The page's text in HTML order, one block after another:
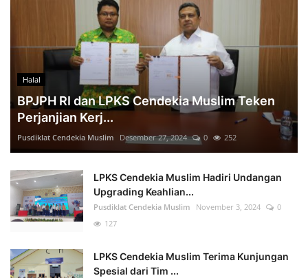
Halal
BPJPH RI dan LPKS Cendekia Muslim Teken
Perjanjian Kerj...
Pusdiklat Cendekia Muslim Desember 27, 2024 0 252
LPKS Cendekia Muslim Hadiri Undangan
Upgrading Keahlian...
Pusdiklat Cendekia Muslim November 3, 2024
0
127
LPKS Cendekia Muslim Terima Kunjungan
Spesial dari Tim ...